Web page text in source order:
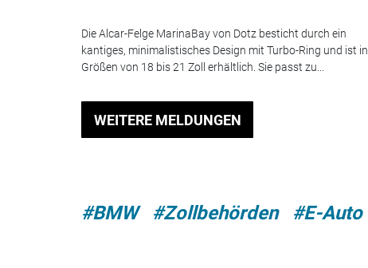
Die Alcar-Felge MarinaBay von Dotz besticht durch ein
kantiges, minimalistisches Design mit Turbo-Ring und ist in
Größen von 18 bis 21 Zoll erhältlich. Sie passt zu...
WEITERE MELDUNGEN
#BMW #Zollbehörden #E-Auto